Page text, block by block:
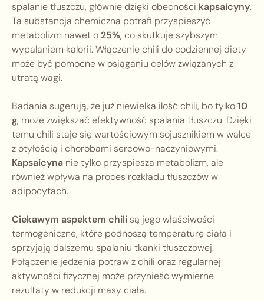
spalanie tłuszczu, głównie dzięki obecności kapsaicyny.
Ta substancja chemiczna potrafi przyspieszyć
metabolizm nawet o25%, co skutkuje szybszym
wypalaniem kalorii. Włączenie chili do codziennej diety
może być pomocne w osiąganiu celów związanych z
utratą wagi.
Badania sugerują, że już niewielka ilość chili, bo tylko10
g, może zwiększać efektywność spalania tłuszczu. Dzięki
temu chili staje się wartościowym sojusznikiem w walce
z otyłością i chorobami sercowo-naczyniowymi.
Kapsaicyna nie tylko przyspiesza metabolizm, ale
również wpływa na proces rozkładu tłuszczów w
adipocytach.
Ciekawym aspektem chili są jego właściwości
termogeniczne, które podnoszą temperaturę ciała i
sprzyjają dalszemu spalaniu tkanki tłuszczowej.
Połączenie jedzenia potraw z chili oraz regularnej
aktywności fizycznej może przynieść wymierne
rezultaty w redukcji masy ciała.